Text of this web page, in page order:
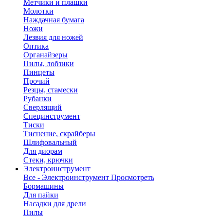
Метчики и плашки
Молотки
Наждачная бумага
Ножи
Лезвия для ножей
Оптика
Органайзеры
Пилы, лобзики
Пинцеты
Прочий
Резцы, стамески
Рубанки
Сверлящий
Специнструмент
Тиски
Тиснение, скрайберы
Шлифовальный
Для диорам
Стеки, крючки
Электроинструмент
Все - Электроинструмент Просмотреть
Бормашины
Для пайки
Насадки для дрели
Пилы